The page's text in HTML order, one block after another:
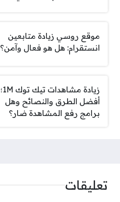
موقع روسي زيادة متابعين
انستقرام: هل هو فعال وآمن؟
زيادة مشاهدات تيك توك 1M؛
أفضل الطرق والنصائح وهل
برامج رفع المشاهدة ضار؟
تعليقات